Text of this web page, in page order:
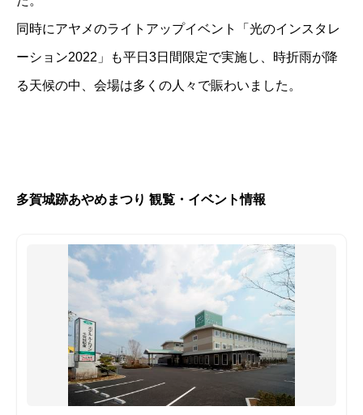
同時にアヤメのライトアップイベント「光のインスタレ
ーション2022」も平日3日間限定で実施し、時折雨が降
る天候の中、会場は多くの人々で賑わいました。
多賀城跡あやめまつり 観覧・イベント情報